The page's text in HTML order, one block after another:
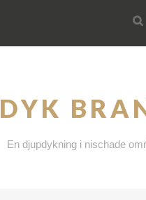
DYK
En djupdykning i nischade